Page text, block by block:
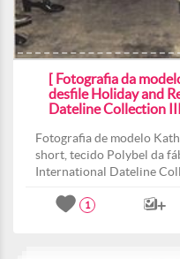
[ Fotografia da
desfile Holiday and
Dateline Collection
Fotografia de modelo
short, tecido Polybel da
International Dateline
1